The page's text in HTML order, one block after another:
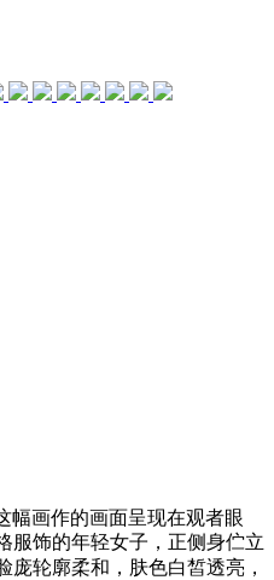
幅画作的画面呈现在观者眼
服饰的年轻女子，正侧身伫立
轮廓柔和，肤色白皙透亮，